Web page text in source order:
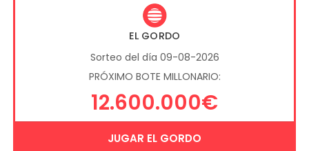
EL GORDO
Sorteo del día 09-08-2026
PRÓXIMO BOTE MILLONARIO:
12.600.000€
JUGAR EL GORDO